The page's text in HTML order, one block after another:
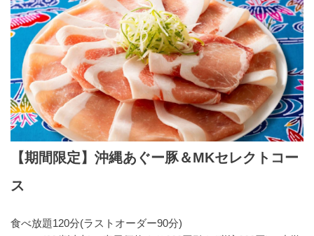
【期間限定】沖縄あぐー豚＆MKセレクトコー
ス
食べ放題120分(ラストオーダー90分)